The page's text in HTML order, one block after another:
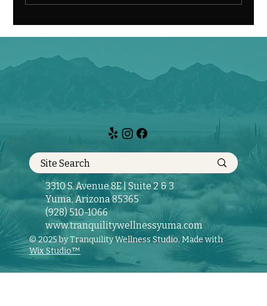
el bienestar
3310 S. Avenue 8E | Suite 2 & 3
Yuma, Arizona 85365
(928) 510-1066
www.tranquilitywellnessyuma.com
© 2025 by Tranquility Wellness Studio. Made with
Wix Studio™